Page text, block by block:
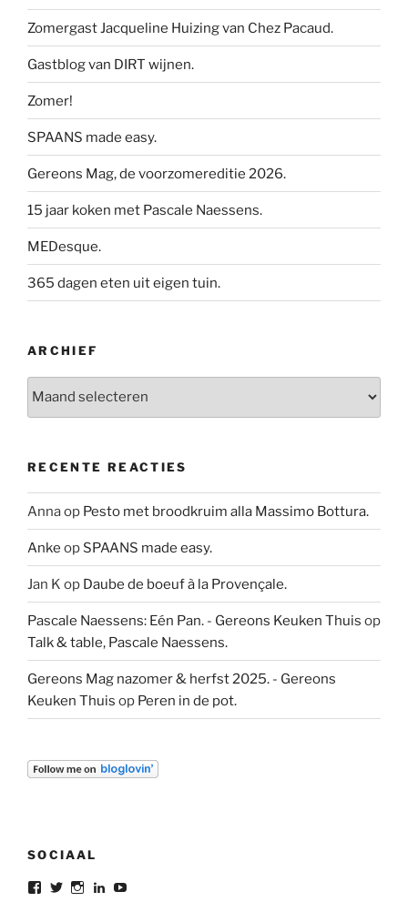
Zomergast Jacqueline Huizing van Chez Pacaud.
Gastblog van DIRT wijnen.
Zomer!
SPAANS made easy.
Gereons Mag, de voorzomereditie 2026.
15 jaar koken met Pascale Naessens.
MEDesque.
365 dagen eten uit eigen tuin.
ARCHIEF
RECENTE REACTIES
Annaop Pesto met broodkruim alla Massimo Bottura.
Anke op SPAANS made easy.
Jan K op Daube de boeuf à la Provençale.
Pascale Naessens: Eén Pan. - Gereons Keuken Thuis op
Talk & table, Pascale Naessens.
Gereons Mag nazomer & herfst 2025. - Gereons
Keuken Thuis op Peren in de pot.
SOCIAAL
BekijkBekijkBekijkBekijk